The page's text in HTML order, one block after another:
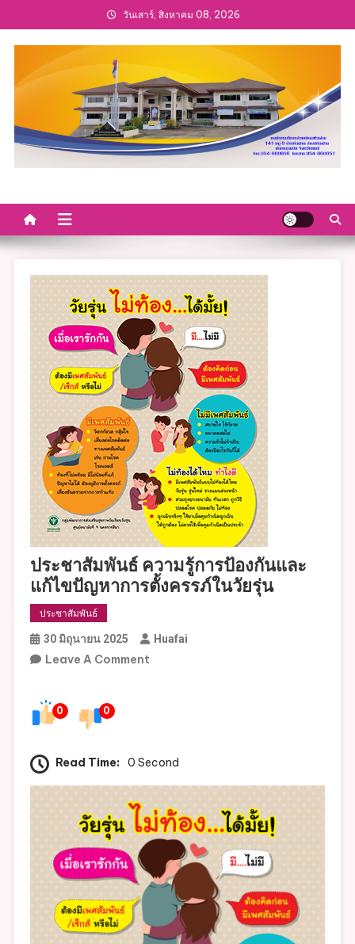
to
content
วันเสาร์, สิงหาคม 08, 2026
ประชาสัมพันธ์ ความรู้การป้องกันและ
แก้ไขปัญหาการตั้งครรภ์ในวัยรุ่น
ประชาสัมพันธ์
30 มิถุนายน 2025 Huafai
Leave A CommentOn
ป้องกัน
ปัญหา
การ
ครรภ์
รุ่น
0 0
Read Time: 0 Second